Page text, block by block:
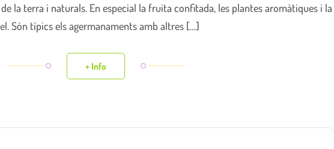
la terra i naturals. En especial la fruita confitada, les plantes aromàtiques i la
Són típics els agermanaments amb altres […]
+ Info